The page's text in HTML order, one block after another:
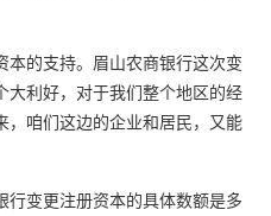
的支持。眉山农商银行这次变
大利好，对于我们整个地区的经
，咱们这边的企业和居民，又能
变更注册资本的具体数额是多